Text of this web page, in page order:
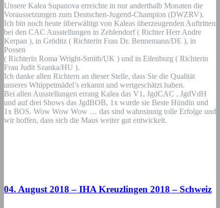
Unsere Kalea Supanova erreichte in nur anderthalb Monaten die
Voraussetzungen zum Deutschen-Jugend-Champion (DWZRV).
Ich bin noch heute überwältigt von Kaleas überzeugenden Auftritten
bei den CAC Ausstellungen in Zehlendorf ( Richter Herr Andre
Kerpan ), in Gröditz ( Richterin Frau Dr. Bennemann/DE ), in
Possen
( Richterin Roma Wright-Smith/UK ) und in Eilenburg ( Richterin
Frau Judit Szanka/HU ).
Ich danke allen Richtern an dieser Stelle, dass Sie die Qualität
unseres Whippetmädel’s erkannt und wertgeschätzt haben.
Bei allen Ausstellungen errang Kalea das V1, JgdCAC , JgdVdH
und auf drei Shows das JgdBOB, 1x wurde sie Beste Hündin und
1x BOS. Wow Wow Wow … das sind wahnsinnig tolle Erfolge und
wir hoffen, dass sich die Maus weiter gut entwickelt.
04. August 2018 – IHA Kreuzlingen 2018 – Schweiz